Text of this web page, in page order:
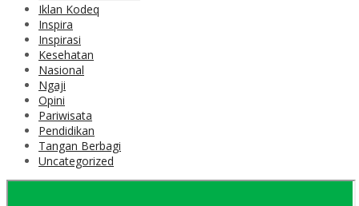
Iklan Kodeq
Inspira
Inspirasi
Kesehatan
Nasional
Ngaji
Opini
Pariwisata
Pendidikan
Tangan Berbagi
Uncategorized